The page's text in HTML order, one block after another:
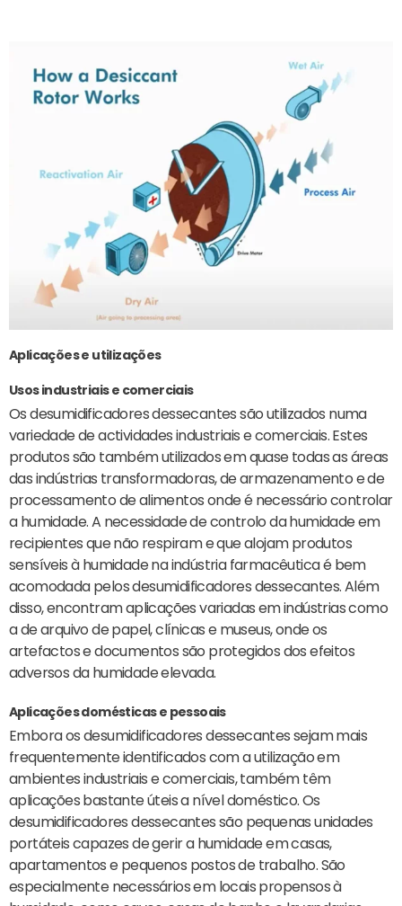
Aplicações e utilizações
Usos industriais e comerciais
Os desumidificadores dessecantes são utilizados numa
variedade de actividades industriais e comerciais. Estes
produtos são também utilizados em quase todas as áreas
das indústrias transformadoras, de armazenamento e de
processamento de alimentos onde é necessário controlar
a humidade. A necessidade de controlo da humidade em
recipientes que não respiram e que alojam produtos
sensíveis à humidade na indústria farmacêutica é bem
acomodada pelos desumidificadores dessecantes. Além
disso, encontram aplicações variadas em indústrias como
a de arquivo de papel, clínicas e museus, onde os
artefactos e documentos são protegidos dos efeitos
adversos da humidade elevada.
Aplicações domésticas e pessoais
Embora os desumidificadores dessecantes sejam mais
frequentemente identificados com a utilização em
ambientes industriais e comerciais, também têm
aplicações bastante úteis a nível doméstico. Os
desumidificadores dessecantes são pequenas unidades
portáteis capazes de gerir a humidade em casas,
apartamentos e pequenos postos de trabalho. São
especialmente necessários em locais propensos à